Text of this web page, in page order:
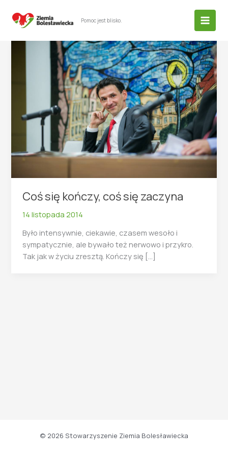
Pomoc jest blisko.
Coś się kończy, coś się zaczyna
14 listopada 2014
Było intensywnie, ciekawie, czasem wesoło i
sympatycznie, ale bywało też nerwowo i przykro.
Tak jak w życiu zresztą. Kończy się […]
© 2026 Stowarzyszenie Ziemia Bolesławiecka